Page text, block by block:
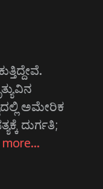
ಅಮೇರಿಕ
ದುರ್ಗತಿ;
more…